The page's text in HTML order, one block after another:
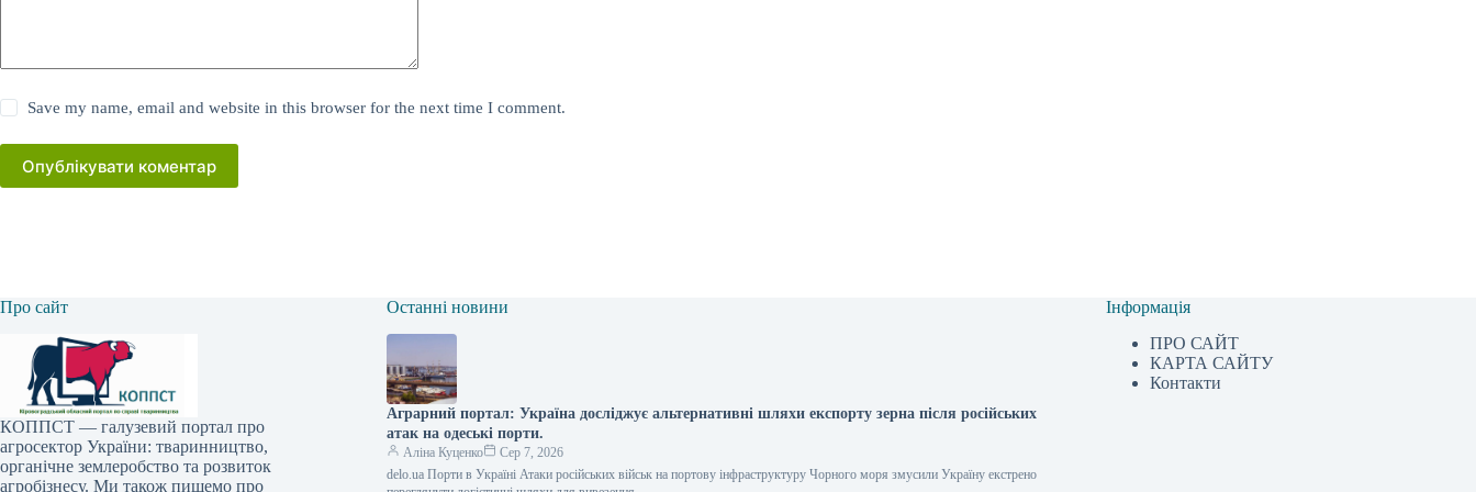
Save my name, email and website in this browser for the next time I comment.
Опублікувати коментар
Про сайт
КОППСТ — галузевий портал про
агросектор України: тваринництво,
органічне землеробство та розвиток
агробізнесу. Ми також пишемо про
Останні новини
Аграрний портал: Україна досліджує альтернативні шляхи експорту зерна після російських
атак на одеські порти.
Аліна Куценко
Сер 7, 2026
delo.ua Порти в Україні Атаки російських військ на портову інфраструктуру Чорного моря змусили Україну екстрено
Інформація
ПРО САЙТ
КАРТА САЙТУ
Контакти